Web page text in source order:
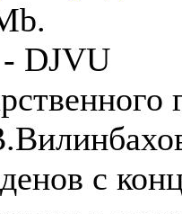
DJVU
с